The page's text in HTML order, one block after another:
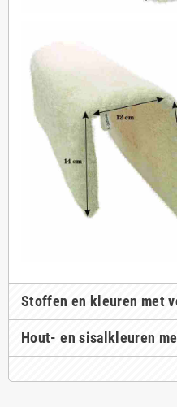
Stoffen en kleuren met
Hout- en sisalkleuren